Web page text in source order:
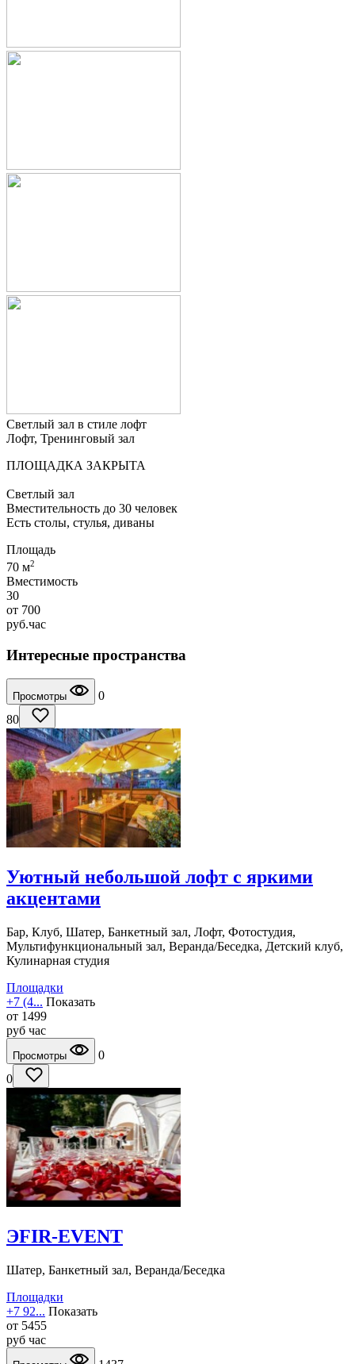
Светлый зал в стиле лофт
Лофт, Тренинговый зал
ПЛОЩАДКА ЗАКРЫТА
Светлый зал
Вместительность до 30 человек
Есть столы, стулья, диваны
Площадь
70 м2
Вместимость
30
от 700
руб.час
Интересные пространства
Просмотры
0
80
Уютный небольшой лофт с яркими
акцентами
Бар, Клуб, Шатер, Банкетный зал, Лофт, Фотостудия,
Мультифункциональный зал, Веранда/Беседка, Детский клуб,
Кулинарная студия
Площадки
+7 (4... Показать
от 1499
руб час
Просмотры
0
0
ЭFIR-EVENT
Шатер, Банкетный зал, Веранда/Беседка
Площадки
+7 92... Показать
от 5455
руб час